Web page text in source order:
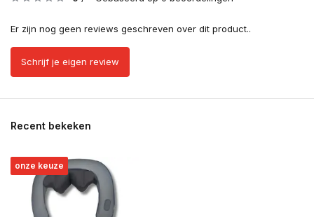
Er zijn nog geen reviews geschreven over dit product..
Schrijf je eigen review
Recent bekeken
onze keuze